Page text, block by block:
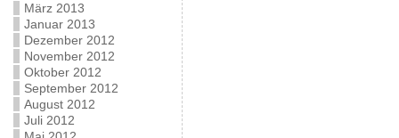
März 2013
Januar 2013
Dezember 2012
November 2012
Oktober 2012
September 2012
August 2012
Juli 2012